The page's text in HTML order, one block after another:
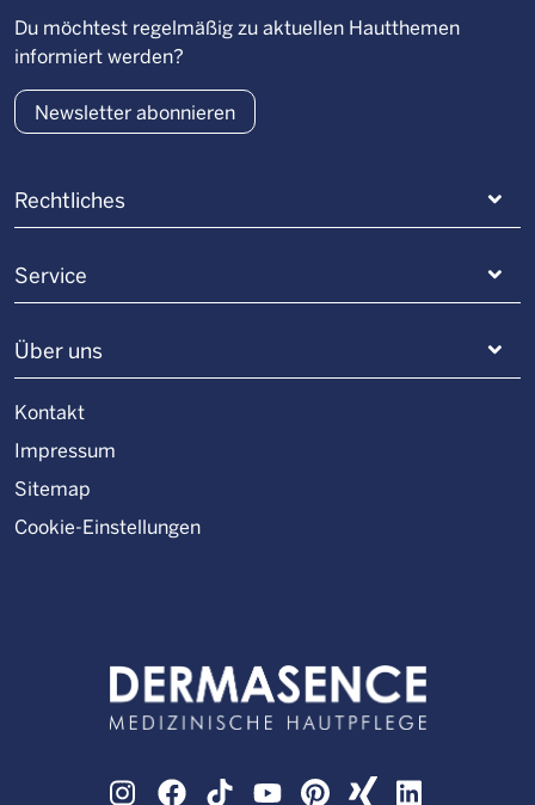
Rechtliches
Service
Über uns
Kontakt
Impressum
Sitemap
Cookie-Einstellungen
Du möchtest regelmäßig zu aktuellen Hautthemen
informiert werden?
Newsletter abonnieren